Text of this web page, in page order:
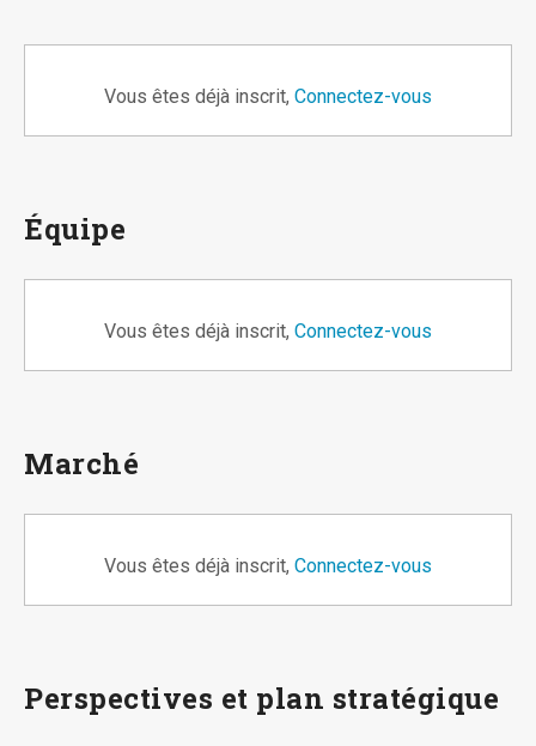
Vous êtes déjà inscrit, Connectez-vous
Équipe
Vous êtes déjà inscrit, Connectez-vous
Marché
Vous êtes déjà inscrit, Connectez-vous
Perspectives et plan stratégique